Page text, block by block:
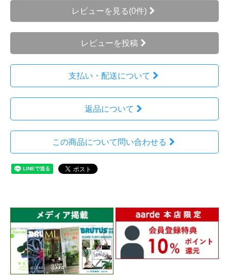
レビューを見る(0件)
レビューを投稿
支払い・配送について
返品について
この商品について問い合わせる